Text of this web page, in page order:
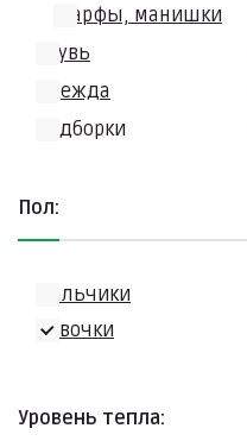
Шарфы, манишки
Обувь
Одежда
Подборки
Пол:
Мальчики
Девочки
Уровень тепла: